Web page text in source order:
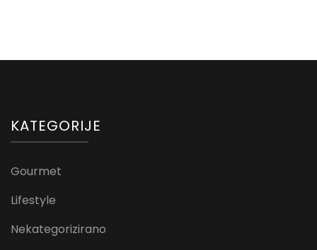
KATEGORIJE
Gourmet
Lifestyle
Nekategorizirano